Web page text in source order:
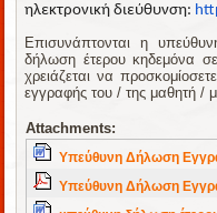
ηλεκτρονική διεύθυνση:
Επισυνάπτονται η
δήλωση έτερου κηδεμόνα
χρειάζεται να
εγγραφής του / της μαθητή /
Attachments:
Υπεύθυνη Δήλωση
Υπεύθυνη Δήλωση